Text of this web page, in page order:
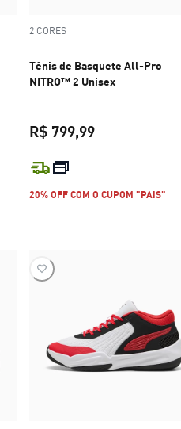
2 CORES
Tênis de Basquete All-Pro
NITRO™ 2 Unisex
R$ 799,99
20% OFF COM O CUPOM "PAIS"